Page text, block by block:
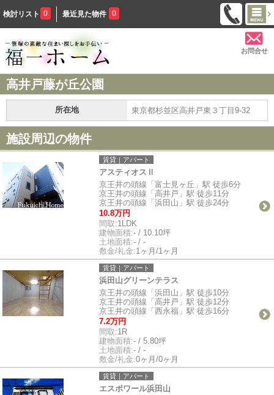
検討リスト 0 最近見た物件 0
お問合せ
高井戸藤が丘公園
所在地 東京都杉並区高井戸東３丁目9-32
施設周辺の物件
賃貸｜アパート
アスティオスⅡ
京王井の頭線「富士見ヶ丘」駅 徒歩6分
京王井の頭線「高井戸」駅 徒歩11分
京王井の頭線「浜田山」駅 徒歩24分
10.8万円
間取:1LDK
建物面積:- / 10.10坪
土地面積:- / -
敷金/礼金:1ヶ月/1ヶ月
賃貸｜アパート
浜田山グリーンテラス
京王井の頭線「浜田山」駅 徒歩10分
京王井の頭線「高井戸」駅 徒歩12分
京王井の頭線「西永福」駅 徒歩16分
7.2万円
間取:1R
建物面積:- / 5.80坪
土地面積:- / -
敷金/礼金:0ヶ月/0ヶ月
賃貸｜アパート
エスポワール浜田山